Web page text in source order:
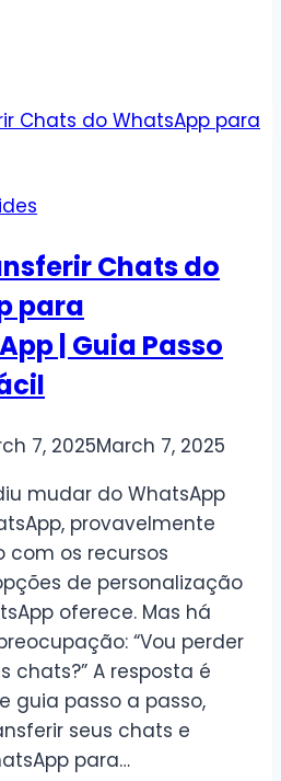
Chats do
para
| Guia Passo
7, 2025March 7, 2025
mudar do WhatsApp
provavelmente
com os recursos
de personalização
oferece. Mas há
“Vou perder
chats?” A resposta é
guia passo a passo,
seus chats e
para…